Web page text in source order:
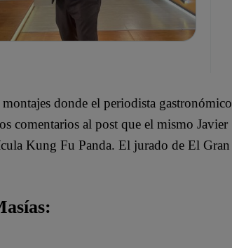
donde el periodista gastronómico
comentarios al post que el mismo Javier
Kung Fu Panda. El jurado de El Gran